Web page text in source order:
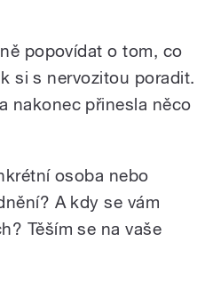
popovídat o tom, co
si s nervozitou poradit.
nakonec přinesla něco
osoba nebo
A kdy se vám
Těším se na vaše